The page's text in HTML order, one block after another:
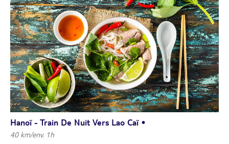
Hanoï - Train De Nuit Vers Lao Caï •
40 km/env. 1h